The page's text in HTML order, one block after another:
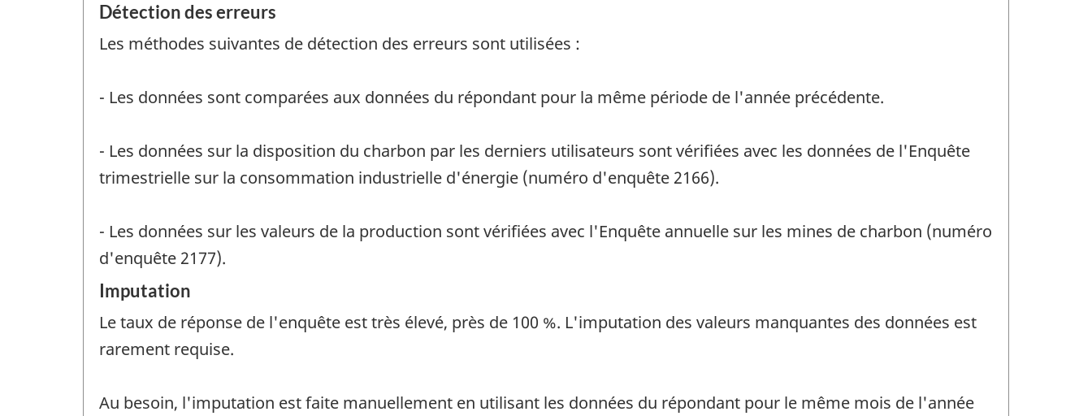
Détection des erreurs
Les méthodes suivantes de détection des erreurs sont utilisées :
- Les données sont comparées aux données du répondant pour la même période de l'année précédente.
- Les données sur la disposition du charbon par les derniers utilisateurs sont vérifiées avec les données de l'Enquête
trimestrielle sur la consommation industrielle d'énergie (numéro d'enquête 2166).
- Les données sur les valeurs de la production sont vérifiées avec l'Enquête annuelle sur les mines de charbon (numéro
d'enquête 2177).
Imputation
Le taux de réponse de l'enquête est très élevé, près de 100 %. L'imputation des valeurs manquantes des données est
rarement requise.
Au besoin, l'imputation est faite manuellement en utilisant les données du répondant pour le même mois de l'année